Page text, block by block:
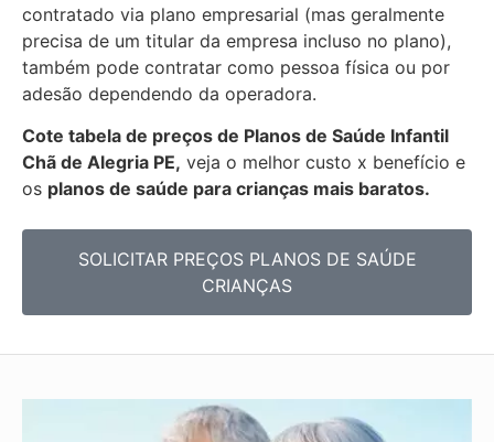
contratado via plano empresarial (mas geralmente
precisa de um titular da empresa incluso no plano),
também pode contratar como pessoa física ou por
adesão dependendo da operadora.
Cote tabela de preços de Planos de Saúde Infantil
Chã de Alegria PE, veja o melhor custo x benefício e
os planos de saúde para crianças mais baratos.
SOLICITAR PREÇOS PLANOS DE SAÚDE
CRIANÇAS